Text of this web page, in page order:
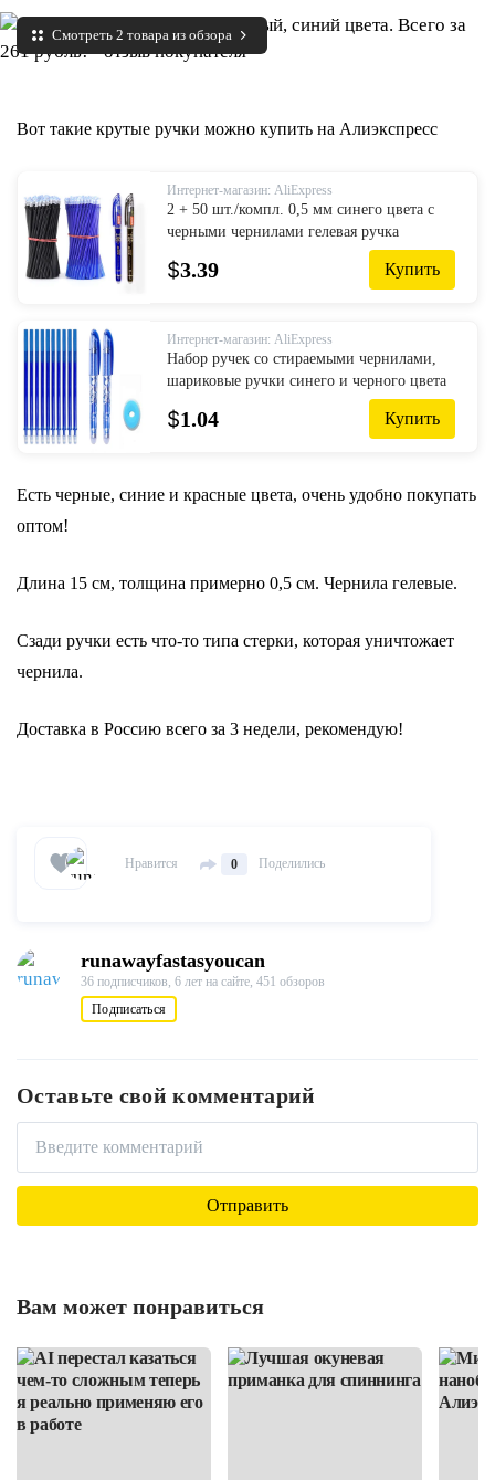
Смотреть 2 товара из обзора
Вот такие крутые ручки можно купить на Алиэкспресс
Интернет-магазин: AliExpress
2 + 50 шт./компл. 0,5 мм синего цвета с
черными чернилами гелевая ручка
стержень со стираемыми чернилами
стержень ручки со стираемыми чернилами
$3.39 Купить
Интернет-магазин: AliExpress
Набор ручек со стираемыми чернилами,
шариковые ручки синего и черного цвета
для письма, Канцтовары для школы и
офиса, Запасные Принадлежнос...
$1.04 Купить
Есть черные, синие и красные цвета, очень удобно покупать
оптом!
Длина 15 см, толщина примерно 0,5 см. Чернила гелевые.
Сзади ручки есть что-то типа стерки, которая уничтожает
чернила.
Доставка в Россию всего за 3 недели, рекомендую!
Нравится 0 Поделились
runawayfastasyoucan
36 подписчиков, 6 лет на сайте, 451 обзоров
Подписаться
Оставьте свой комментарий
Вам может понравиться